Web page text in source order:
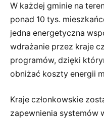
W każdej gminie na
ponad 10 tys.
jedna energetyczna
wdrażanie przez kraje
programów, dzięki
obniżać koszty energii
Kraje członkowskie
zapewnienia systemów